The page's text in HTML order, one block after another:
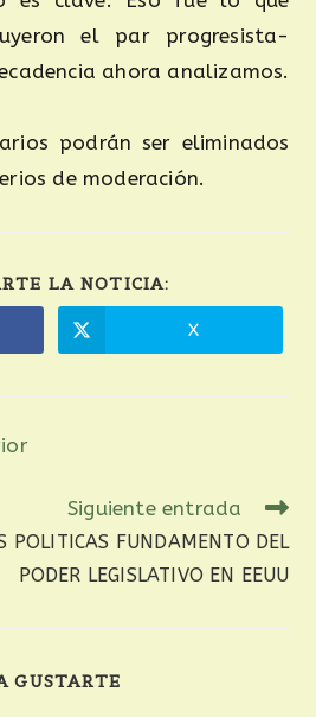
el par progresista-
ahora analizamos.
podrán ser eliminados
de moderación.
LA NOTICIA:
X
Siguiente entrada
POLITICAS FUNDAMENTO DEL
PODER LEGISLATIVO EN EEUU
GUSTARTE